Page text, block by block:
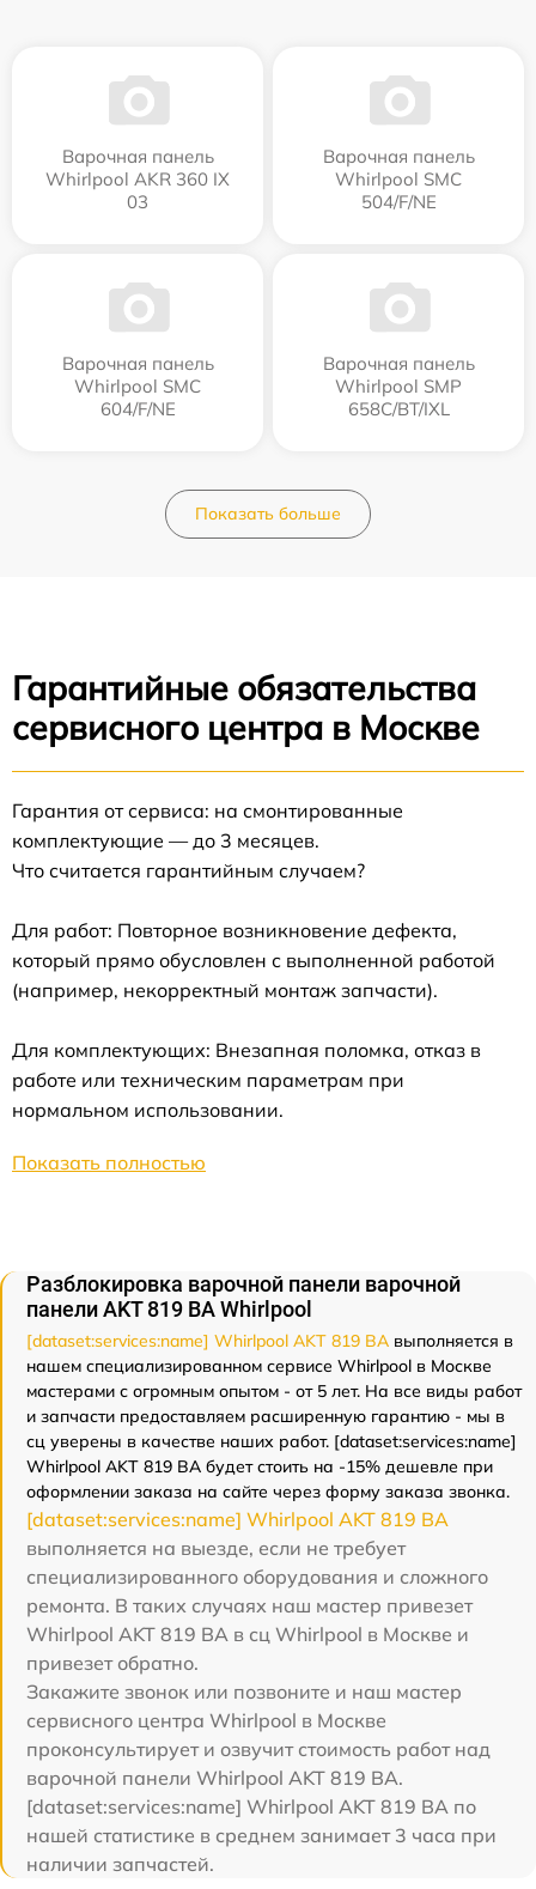
Варочная панель
Whirlpool AKR 360 IX
03
Варочная панель
Whirlpool SMC
504/F/NE
Варочная панель
Whirlpool SMC
604/F/NE
Варочная панель
Whirlpool SMP
658C/BT/IXL
Показать больше
Гарантийные обязательства
сервисного центра в Москве
Гарантия от сервиса: на смонтированные
комплектующие — до 3 месяцев.
Что считается гарантийным случаем?
Для работ: Повторное возникновение дефекта,
который прямо обусловлен с выполненной работой
(например, некорректный монтаж запчасти).
Для комплектующих: Внезапная поломка, отказ в
работе или техническим параметрам при
нормальном использовании.
Показать полностью
Разблокировка варочной панели варочной
панели AKT 819 BA Whirlpool
[dataset:services:name] Whirlpool AKT 819 BA выполняется в
нашем специализированном сервисе Whirlpool в Москве
мастерами с огромным опытом - от 5 лет. На все виды работ
и запчасти предоставляем расширенную гарантию - мы в
сц уверены в качестве наших работ. [dataset:services:name]
Whirlpool AKT 819 BA будет стоить на -15% дешевле при
оформлении заказа на сайте через форму заказа звонка.
[dataset:services:name] Whirlpool AKT 819 BA
выполняется на выезде, если не требует
специализированного оборудования и сложного
ремонта. В таких случаях наш мастер привезет
Whirlpool AKT 819 BA в сц Whirlpool в Москве и
привезет обратно.
Закажите звонок или позвоните и наш мастер
сервисного центра Whirlpool в Москве
проконсультирует и озвучит стоимость работ над
варочной панели Whirlpool AKT 819 BA.
[dataset:services:name] Whirlpool AKT 819 BA по
нашей статистике в среднем занимает 3 часа при
наличии запчастей.